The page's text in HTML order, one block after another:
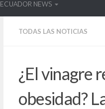
ECUADOR NEWS
TODAS LAS NOTICIAS
¿El vinagre
obesidad?